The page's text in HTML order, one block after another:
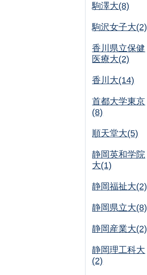
駒澤大(8)
駒沢女子大(2)
香川県立保健
医療大(2)
香川大(14)
首都大学東京
(8)
順天堂大(5)
静岡英和学院
大(1)
静岡福祉大(2)
静岡県立大(8)
静岡産業大(2)
静岡理工科大
(2)